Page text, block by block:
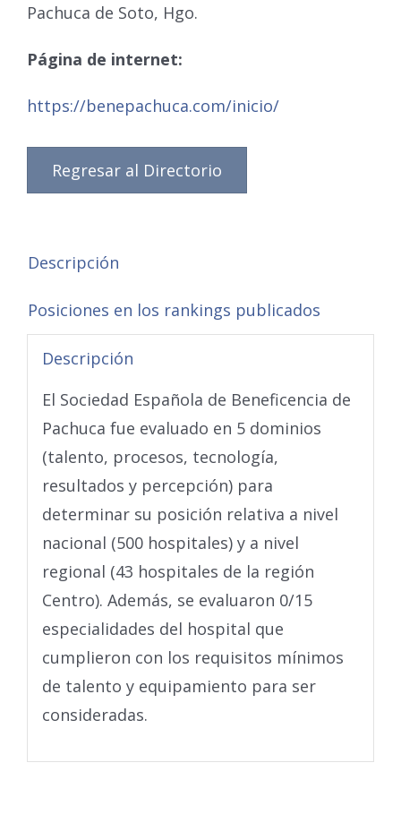
Pachuca de Soto, Hgo.
Página de internet:
https://benepachuca.com/inicio/
Regresar al Directorio
Descripción
Posiciones en los rankings publicados
Descripción
El Sociedad Española de Beneficencia de
Pachuca fue evaluado en 5 dominios
(talento, procesos, tecnología,
resultados y percepción) para
determinar su posición relativa a nivel
nacional (500 hospitales) y a nivel
regional (43 hospitales de la región
Centro). Además, se evaluaron 0/15
especialidades del hospital que
cumplieron con los requisitos mínimos
de talento y equipamiento para ser
consideradas.